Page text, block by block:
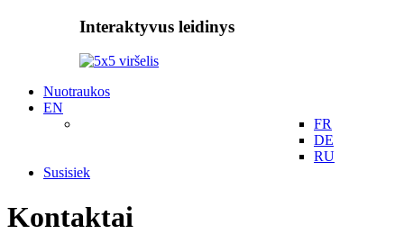
Interaktyvus leidinys
Nuotraukos
EN
FR
DE
RU
Susisiek
Kontaktai